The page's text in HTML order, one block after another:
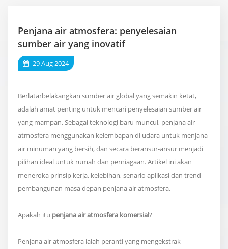
Penjana air atmosfera: penyelesaian
sumber air yang inovatif
29 Aug 2024
Berlatarbelakangkan sumber air global yang semakin ketat,
adalah amat penting untuk mencari penyelesaian sumber air
yang mampan. Sebagai teknologi baru muncul, penjana air
atmosfera menggunakan kelembapan di udara untuk menjana
air minuman yang bersih, dan secara beransur-ansur menjadi
pilihan ideal untuk rumah dan perniagaan. Artikel ini akan
meneroka prinsip kerja, kelebihan, senario aplikasi dan trend
pembangunan masa depan penjana air atmosfera.
Apakah itu penjana air atmosfera komersial?
Penjana air atmosfera ialah peranti yang mengekstrak